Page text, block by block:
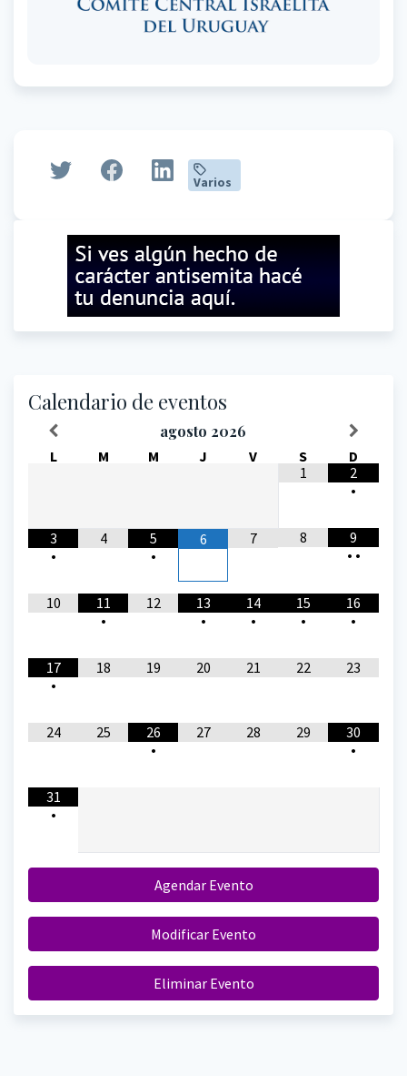
Varios
Calendario de eventos
agosto 2026
L M M J V S
D
1
2
•
3
•
4
5
•
6 7 8
9
• •
10
11
•
12
13
•
14
•
15
•
16
•
17
•
18 19 20 21 22 23
24 25
26
•
27 28 29
30
•
31
•
Agendar Evento
Modificar Evento
Eliminar Evento